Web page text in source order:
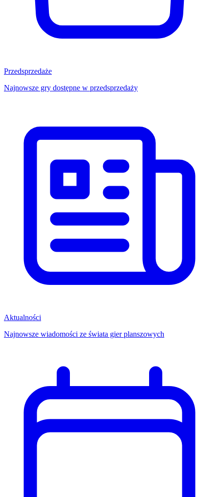
Przedsprzedaże
Najnowsze gry dostępne w przedsprzedaży
Aktualności
Najnowsze wiadomości ze świata gier planszowych